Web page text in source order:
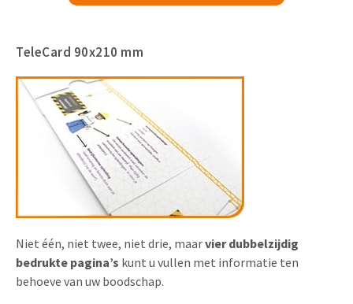
TeleCard 90x210 mm
Niet één, niet twee, niet drie, maarvier dubbelzijdig
bedrukte pagina’s kunt u vullen met informatie ten
behoeve van uw boodschap.